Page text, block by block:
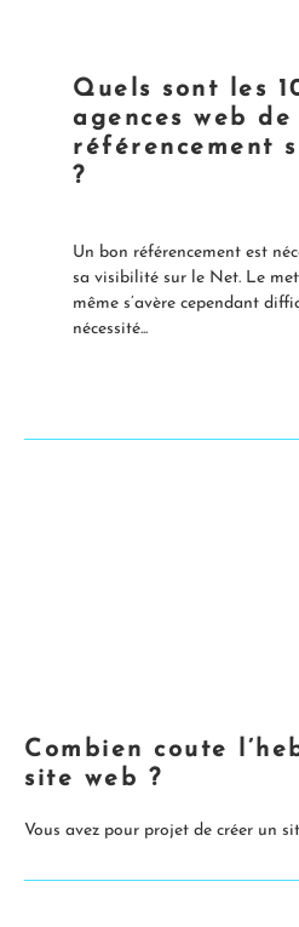
Quels sont les
agences web de
référencement
?
Un bon référencement est
sa visibilité sur le Net. Le
même s’avère cependant
nécessité...
Combien coute
site web ?
Vous avez pour projet de créer un